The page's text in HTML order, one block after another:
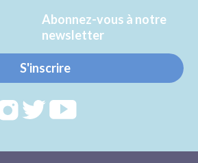
Abonnez-vous à notre
newsletter
S'inscrire
RejoignezRejoignezRejoignez